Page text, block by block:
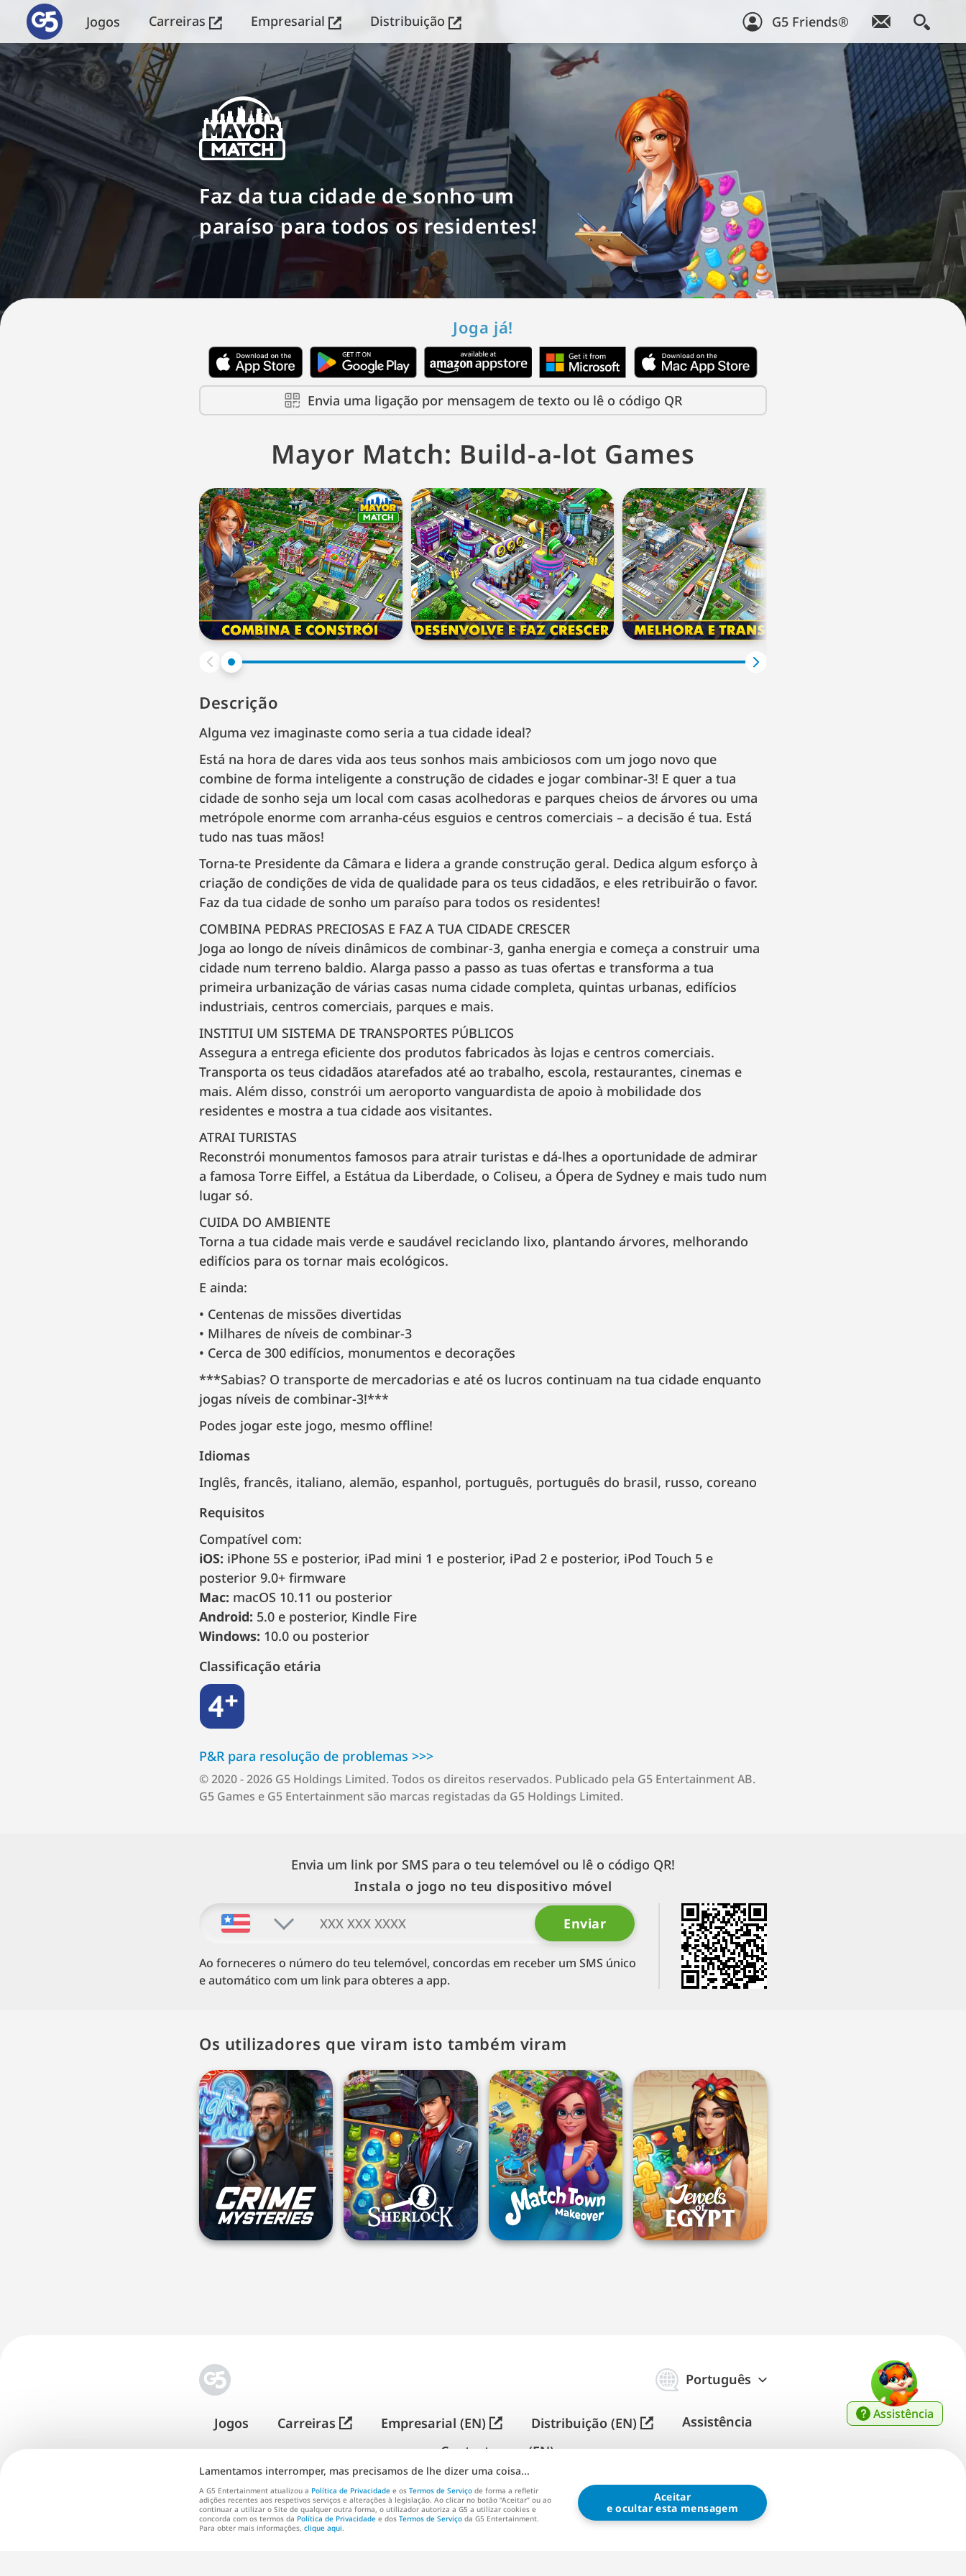
Jogos Carreiras Empresarial Distribuição G5 Friends®
Faz da tua cidade de sonho um
paraíso para todos os residentes!
Joga já!
Envia uma ligação por mensagem de texto ou lê o código QR
Mayor Match: Build-a-lot Games
Descrição
Alguma vez imaginaste como seria a tua cidade ideal?
Está na hora de dares vida aos teus sonhos mais ambiciosos com um jogo novo que
combine de forma inteligente a construção de cidades e jogar combinar-3! E quer a tua
cidade de sonho seja um local com casas acolhedoras e parques cheios de árvores ou uma
metrópole enorme com arranha-céus esguios e centros comerciais – a decisão é tua. Está
tudo nas tuas mãos!
Torna-te Presidente da Câmara e lidera a grande construção geral. Dedica algum esforço à
criação de condições de vida de qualidade para os teus cidadãos, e eles retribuirão o favor.
Faz da tua cidade de sonho um paraíso para todos os residentes!
COMBINA PEDRAS PRECIOSAS E FAZ A TUA CIDADE CRESCER
Joga ao longo de níveis dinâmicos de combinar-3, ganha energia e começa a construir uma
cidade num terreno baldio. Alarga passo a passo as tuas ofertas e transforma a tua
primeira urbanização de várias casas numa cidade completa, quintas urbanas, edifícios
industriais, centros comerciais, parques e mais.
INSTITUI UM SISTEMA DE TRANSPORTES PÚBLICOS
Assegura a entrega eficiente dos produtos fabricados às lojas e centros comerciais.
Transporta os teus cidadãos atarefados até ao trabalho, escola, restaurantes, cinemas e
mais. Além disso, constrói um aeroporto vanguardista de apoio à mobilidade dos
residentes e mostra a tua cidade aos visitantes.
ATRAI TURISTAS
Reconstrói monumentos famosos para atrair turistas e dá-lhes a oportunidade de admirar
a famosa Torre Eiffel, a Estátua da Liberdade, o Coliseu, a Ópera de Sydney e mais tudo num
lugar só.
CUIDA DO AMBIENTE
Torna a tua cidade mais verde e saudável reciclando lixo, plantando árvores, melhorando
edifícios para os tornar mais ecológicos.
E ainda:
Centenas de missões divertidas
Milhares de níveis de combinar-3
Cerca de 300 edifícios, monumentos e decorações
***Sabias? O transporte de mercadorias e até os lucros continuam na tua cidade enquanto
jogas níveis de combinar-3!***
Podes jogar este jogo, mesmo offline!
Idiomas
inglês, francês, italiano, alemão, espanhol, português, português do brasil, russo, coreano
Requisitos
Compatível com:
iOS: iPhone 5S e posterior, iPad mini 1 e posterior, iPad 2 e posterior, iPod Touch 5 e
posterior 9.0+ firmware
Mac: macOS 10.11 ou posterior
Android: 5.0 e posterior, Kindle Fire
Windows: 10.0 ou posterior
Classificação etária
4+
P&R para resolução de problemas >⁠>⁠>
© 2020 - 2026 G5 Holdings Limited. Todos os direitos reservados. Publicado pela G5 Entertainment AB.
G5 Games e G5 Entertainment são marcas registadas da G5 Holdings Limited.
Envia um link por SMS para o teu telemóvel ou lê o código QR!
Instala o jogo no teu dispositivo móvel
Ao forneceres o número do teu telemóvel, concordas em receber um SMS único
e automático com um link para obteres a app.
Os utilizadores que viram isto também viram
Português
文
Jogos Carreiras Empresarial (EN) Distribuição (EN)
Assistência
Contacta-nos (EN)
G5 ENTERTAINMENT ®
© 2026 G5 Entertainment AB
Termos de Serviço
Política de Privacidade Termos de Serviço da Loja G5
Assistência
Lamentamos interromper, mas precisamos de lhe dizer uma coisa...
A G5 Entertainment atualizou a Política de Privacidade e os Termos de Serviço de forma a refletir
adições recentes aos respetivos serviços e alterações à legislação. Ao clicar no botão “Aceitar” ou ao
continuar a utilizar o Site de qualquer outra forma, o utilizador autoriza a G5 a utilizar cookies e
concorda com os termos da Política de Privacidade e dos Termos de Serviço da G5 Entertainment.
Para obter mais informações, clique aqui.
Aceitar
e ocultar esta mensagem